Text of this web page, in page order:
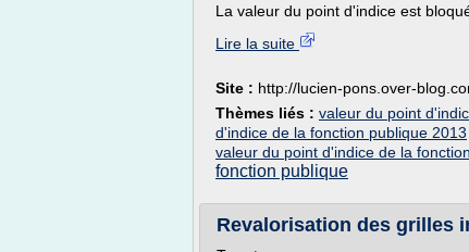
La valeur du point d'indice est
Lire la suite
Site : http://lucien-pons.over-
Thèmes liés : valeur du point
d'indice de la fonction publique 2013
valeur du point d'indice de la
fonction publique
Revalorisation des grilles